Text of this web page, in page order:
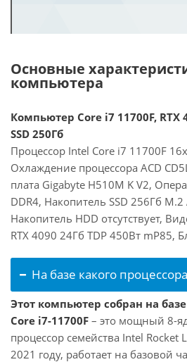
Основные
компьютера
Компьютер Core i7 11700F, RTX
SSD 250Гб
Процессор Intel Core i7 11700F
Охлаждение процессора ACD
плата Gigabyte H510M K V2,
DDR4, Накопитель SSD 256Гб M.2
Накопитель HDD отсутствует,
RTX 4090 24Гб TDP 450Вт mP85,
На базе какого
Этот компьютер собран на
Core i7-11700F – это мощный 8-
процессор семейства Intel
2021 году, работает на базовой